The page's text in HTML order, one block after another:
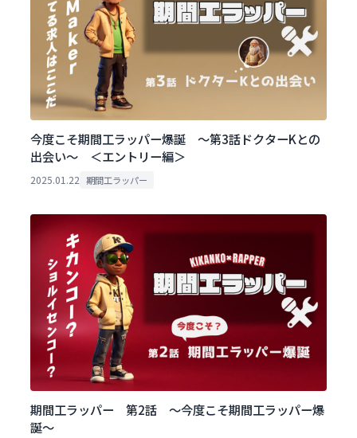
今度こそ期間工ラッパー爆誕 ～第3話ドクターKとの
出会い～ ＜エントリー編＞
2025.01.22 期間工ラッパー
期間工ラッパー 第2話 ～今度こそ期間工ラッパー爆
誕～